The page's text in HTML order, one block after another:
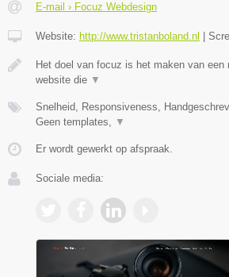
E-mail › Focuz Webdesign
Website: http://www.tristanboland.nl
Het doel van focuz is het maken van een
website die ▼
Snelheid, Responsiveness,
Geen templates, ▼
Er wordt gewerkt op afspraak.
Sociale media: